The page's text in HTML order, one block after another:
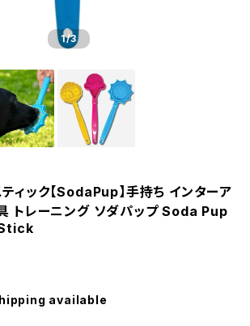
1/3
ィック【SodaPup】手持ち インターア
トレーニング ソダパップ Soda Pup
available